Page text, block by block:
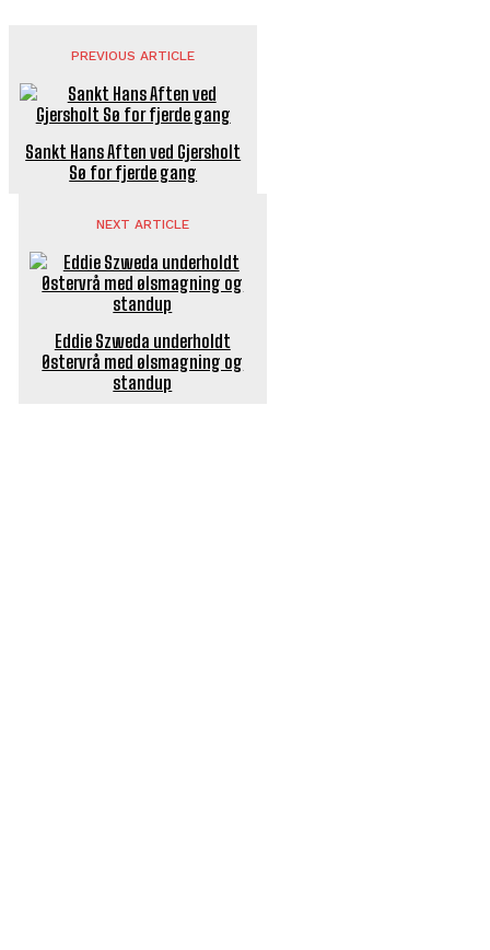
PREVIOUS ARTICLE
Sankt Hans Aften ved Gjersholt
Sø for fjerde gang
NEXT ARTICLE
Eddie Szweda underholdt
Østervrå med ølsmagning og
standup